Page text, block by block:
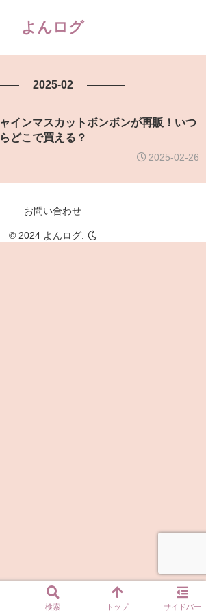
よんログ
2025-02
インマスカットボンボンが再販！いつ
どこで買える？
2025-02-26
お問い合わせ
© 2024 よんログ.
検索 トップ サイドバー